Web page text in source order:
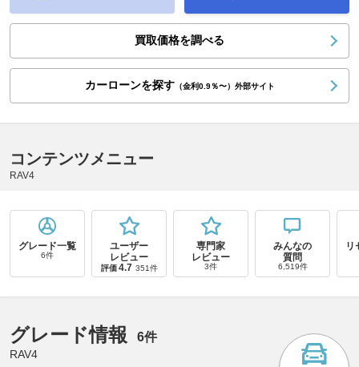
買取価格を調べる
カーローンを探す（金利0.9％〜）外部サイト
コンテンツメニュー
RAV4
グレード一覧
6件
ユーザー
レビュー
評価 4.7 351件
専門家
レビュー
3件
みんなの
質問
6,519件
リ
グレード情報 6件
RAV4